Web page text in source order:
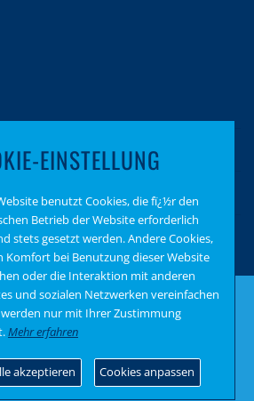
Zweibrücken
FameThemes
EINSTELLUNG
benutzt Cookies, die fï¿½r den
Betrieb der Website erforderlich
stets gesetzt werden. Andere Cookies,
Komfort bei Benutzung dieser Website
oder die Interaktion mit anderen
und sozialen Netzwerken vereinfachen
nur mit Ihrer Zustimmung
Mehr erfahren
akzeptieren Cookies anpassen